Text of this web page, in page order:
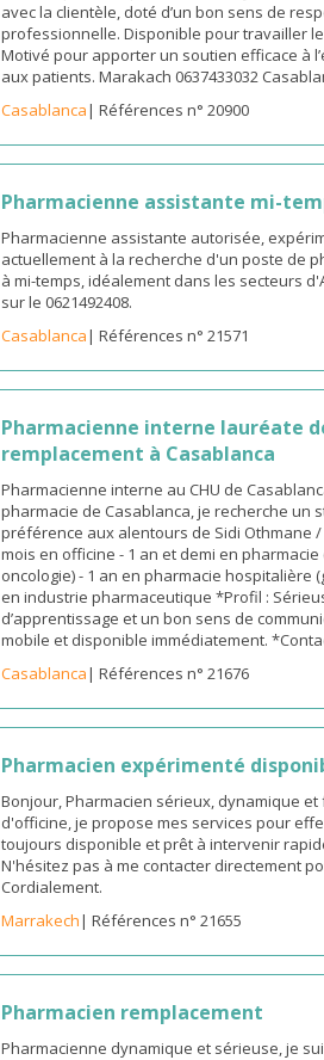
avec la clientèle, doté d’un bon sens de
professionnelle. Disponible pour travailler
Motivé pour apporter un soutien efficace à
aux patients. Marakach 0637433032
Casablanca| Références n° 20900
Pharmacienne assistante mi-
Pharmacienne assistante autorisée,
actuellement à la recherche d'un poste de
à mi-temps, idéalement dans les secteurs
sur le 0621492408.
Casablanca| Références n° 21571
Pharmacienne interne lauréate
remplacement à Casablanca
Pharmacienne interne au CHU de
pharmacie de Casablanca, je recherche un
préférence aux alentours de Sidi Othmane
mois en officine - 1 an et demi en
oncologie) - 1 an en pharmacie hospitalière
en industrie pharmaceutique *Profil :
d’apprentissage et un bon sens de
mobile et disponible immédiatement.
Casablanca| Références n° 21676
Pharmacien expérimenté
Bonjour, Pharmacien sérieux, dynamique
d'officine, je propose mes services pour
toujours disponible et prêt à intervenir
N'hésitez pas à me contacter directement
Cordialement.
Marrakech| Références n° 21655
Pharmacien remplacement
Pharmacienne dynamique et sérieuse, je